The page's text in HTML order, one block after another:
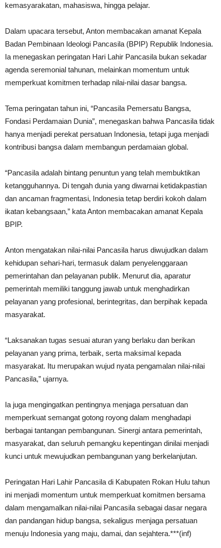
kemasyarakatan, mahasiswa, hingga pelajar.
Dalam upacara tersebut, Anton membacakan amanat Kepala
Badan Pembinaan Ideologi Pancasila (BPIP) Republik Indonesia.
Ia menegaskan peringatan Hari Lahir Pancasila bukan sekadar
agenda seremonial tahunan, melainkan momentum untuk
memperkuat komitmen terhadap nilai-nilai dasar bangsa.
Tema peringatan tahun ini, “Pancasila Pemersatu Bangsa,
Fondasi Perdamaian Dunia”, menegaskan bahwa Pancasila tidak
hanya menjadi perekat persatuan Indonesia, tetapi juga menjadi
kontribusi bangsa dalam membangun perdamaian global.
“Pancasila adalah bintang penuntun yang telah membuktikan
ketangguhannya. Di tengah dunia yang diwarnai ketidakpastian
dan ancaman fragmentasi, Indonesia tetap berdiri kokoh dalam
ikatan kebangsaan,” kata Anton membacakan amanat Kepala
BPIP.
Anton mengatakan nilai-nilai Pancasila harus diwujudkan dalam
kehidupan sehari-hari, termasuk dalam penyelenggaraan
pemerintahan dan pelayanan publik. Menurut dia, aparatur
pemerintah memiliki tanggung jawab untuk menghadirkan
pelayanan yang profesional, berintegritas, dan berpihak kepada
masyarakat.
“Laksanakan tugas sesuai aturan yang berlaku dan berikan
pelayanan yang prima, terbaik, serta maksimal kepada
masyarakat. Itu merupakan wujud nyata pengamalan nilai-nilai
Pancasila,” ujarnya.
Ia juga mengingatkan pentingnya menjaga persatuan dan
memperkuat semangat gotong royong dalam menghadapi
berbagai tantangan pembangunan. Sinergi antara pemerintah,
masyarakat, dan seluruh pemangku kepentingan dinilai menjadi
kunci untuk mewujudkan pembangunan yang berkelanjutan.
Peringatan Hari Lahir Pancasila di Kabupaten Rokan Hulu tahun
ini menjadi momentum untuk memperkuat komitmen bersama
dalam mengamalkan nilai-nilai Pancasila sebagai dasar negara
dan pandangan hidup bangsa, sekaligus menjaga persatuan
menuju Indonesia yang maju, damai, dan sejahtera.***(inf)